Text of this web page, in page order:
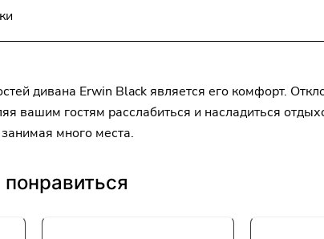
дивана Erwin Black является его комфорт.
вашим гостям расслабиться и насладиться
много места.